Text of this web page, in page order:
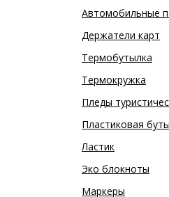
Автомобильные
Держатели карт
Термобутылка
Термокружка
Пледы
Пластиковая
Ластик
Эко блокноты
Маркеры